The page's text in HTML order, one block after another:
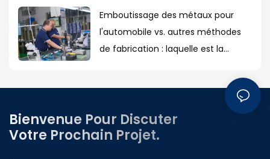
Emboutissage des métaux pour
l'automobile vs. autres méthodes
de fabrication : laquelle est la
Bienvenue Pour Discuter
Votre Prochain Projet.